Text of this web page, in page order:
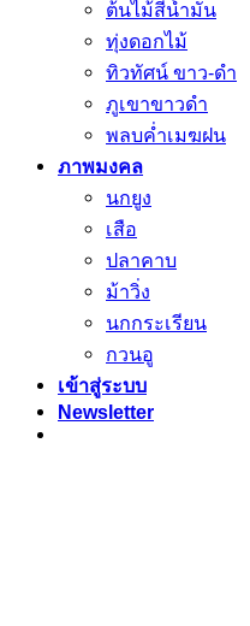
ต้นไม้สีน้ำมัน
ทุ่งดอกไม้
ทิวทัศน์ ขาว-ดำ
ภูเขาขาวดำ
พลบค่ำเมฆฝน
ภาพมงคล
นกยูง
เสือ
ปลาคาบ
ม้าวิ่ง
นกกระเรียน
กวนอู
เข้าสู่ระบบ
Newsletter